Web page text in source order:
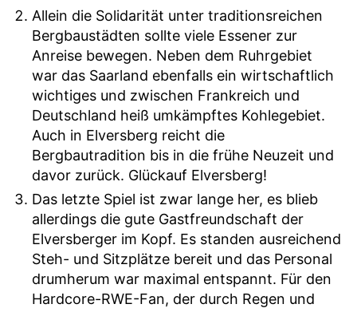
Allein die Solidarität unter traditionsreichen
Bergbaustädten sollte viele Essener zur
Anreise bewegen. Neben dem Ruhrgebiet
war das Saarland ebenfalls ein wirtschaftlich
wichtiges und zwischen Frankreich und
Deutschland heiß umkämpftes Kohlegebiet.
Auch in Elversberg reicht die
Bergbautradition bis in die frühe Neuzeit und
davor zurück. Glückauf Elversberg!
Das letzte Spiel ist zwar lange her, es blieb
allerdings die gute Gastfreundschaft der
Elversberger im Kopf. Es standen ausreichend
Steh- und Sitzplätze bereit und das Personal
drumherum war maximal entspannt. Für den
Hardcore-RWE-Fan, der durch Regen und